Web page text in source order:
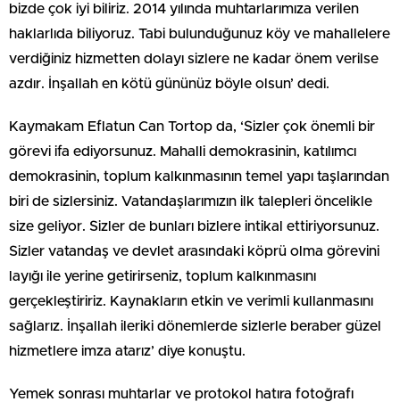
bizde çok iyi biliriz. 2014 yılında muhtarlarımıza verilen
haklarlıda biliyoruz. Tabi bulunduğunuz köy ve mahallelere
verdiğiniz hizmetten dolayı sizlere ne kadar önem verilse
azdır. İnşallah en kötü gününüz böyle olsun’ dedi.
Kaymakam Eflatun Can Tortop da, ‘Sizler çok önemli bir
görevi ifa ediyorsunuz. Mahalli demokrasinin, katılımcı
demokrasinin, toplum kalkınmasının temel yapı taşlarından
biri de sizlersiniz. Vatandaşlarımızın ilk talepleri öncelikle
size geliyor. Sizler de bunları bizlere intikal ettiriyorsunuz.
Sizler vatandaş ve devlet arasındaki köprü olma görevini
layığı ile yerine getirirseniz, toplum kalkınmasını
gerçekleştiririz. Kaynakların etkin ve verimli kullanmasını
sağlarız. İnşallah ileriki dönemlerde sizlerle beraber güzel
hizmetlere imza atarız’ diye konuştu.
Yemek sonrası muhtarlar ve protokol hatıra fotoğrafı